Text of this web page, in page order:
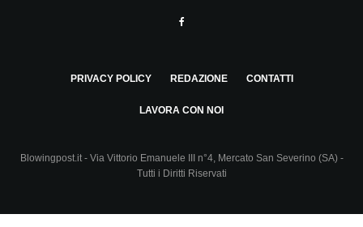
PRIVACY POLICY REDAZIONE CONTATTI
LAVORA CON NOI
Blowingpost.it - Via Vittorio Emanuele III n°4, Mercato San Severino (SA) -
Tutti i Diritti Riservati